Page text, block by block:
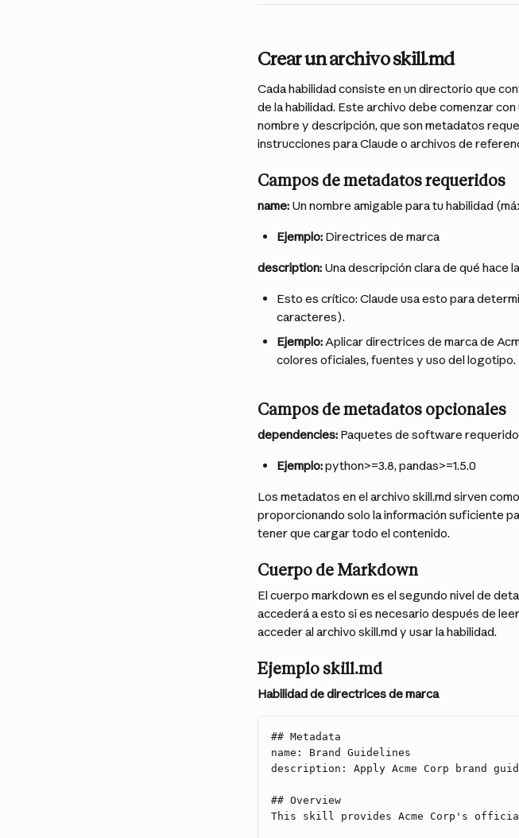
Crear un archivo skill.md
Cada habilidad consiste en un directorio que
de la habilidad. Este archivo debe comenzar
nombre y descripción, que son metadatos
instrucciones para Claude o archivos de
Campos de metadatos requeridos
name: Un nombre amigable para tu habilidad
Ejemplo: Directrices de marca
description: Una descripción clara de qué hace
Esto es crítico: Claude usa esto para
caracteres).
Ejemplo: Aplicar directrices de marca de
colores oficiales, fuentes y uso del logotipo.
Campos de metadatos opcionales
dependencies: Paquetes de software
Ejemplo: python>=3.8, pandas>=1.5.0
Los metadatos en el archivo skill.md sirven
proporcionando solo la información suficiente
tener que cargar todo el contenido.
Cuerpo de Markdown
El cuerpo markdown es el segundo nivel de
accederá a esto si es necesario después de
acceder al archivo skill.md y usar la habilidad.
Ejemplo skill.md
Habilidad de directrices de marca
## Metadata
name: Brand Guidelines
description: Apply Acme Corp brand
## Overview
This skill provides Acme Corp's